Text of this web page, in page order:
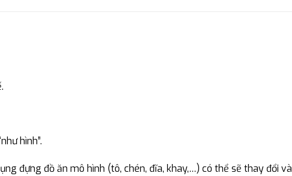
hình”.
đựng đồ ăn mô hình (tô, chén, đĩa, khay,…) có thể sẽ thay đổi và